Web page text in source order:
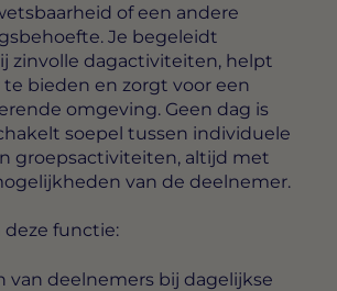
of een andere
Je begeleidt
zinvolle dagactiviteiten, helpt
bieden en zorgt voor een
omgeving. Geen dag is
soepel tussen individuele
groepsactiviteiten, altijd met
van de deelnemer.
functie:
van deelnemers bij dagelijkse